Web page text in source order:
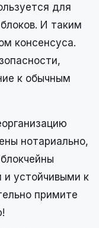
для
И таким
консенсуса.
к обычным
нотариально,
и устойчивыми к
примите